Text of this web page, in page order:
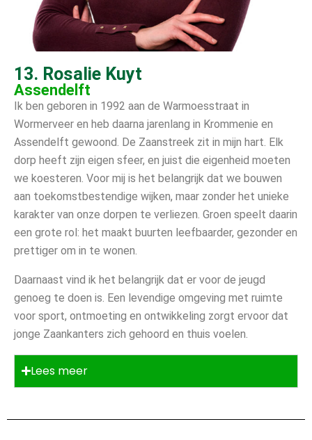
13. Rosalie Kuyt
Assendelft
Ik ben geboren in 1992 aan de Warmoesstraat in
Wormerveer en heb daarna jarenlang in Krommenie en
Assendelft gewoond. De Zaanstreek zit in mijn hart. Elk
dorp heeft zijn eigen sfeer, en juist die eigenheid moeten
we koesteren. Voor mij is het belangrijk dat we bouwen
aan toekomstbestendige wijken, maar zonder het unieke
karakter van onze dorpen te verliezen. Groen speelt daarin
een grote rol: het maakt buurten leefbaarder, gezonder en
prettiger om in te wonen.
Daarnaast vind ik het belangrijk dat er voor de jeugd
genoeg te doen is. Een levendige omgeving met ruimte
voor sport, ontmoeting en ontwikkeling zorgt ervoor dat
jonge Zaankanters zich gehoord en thuis voelen.
Lees meer